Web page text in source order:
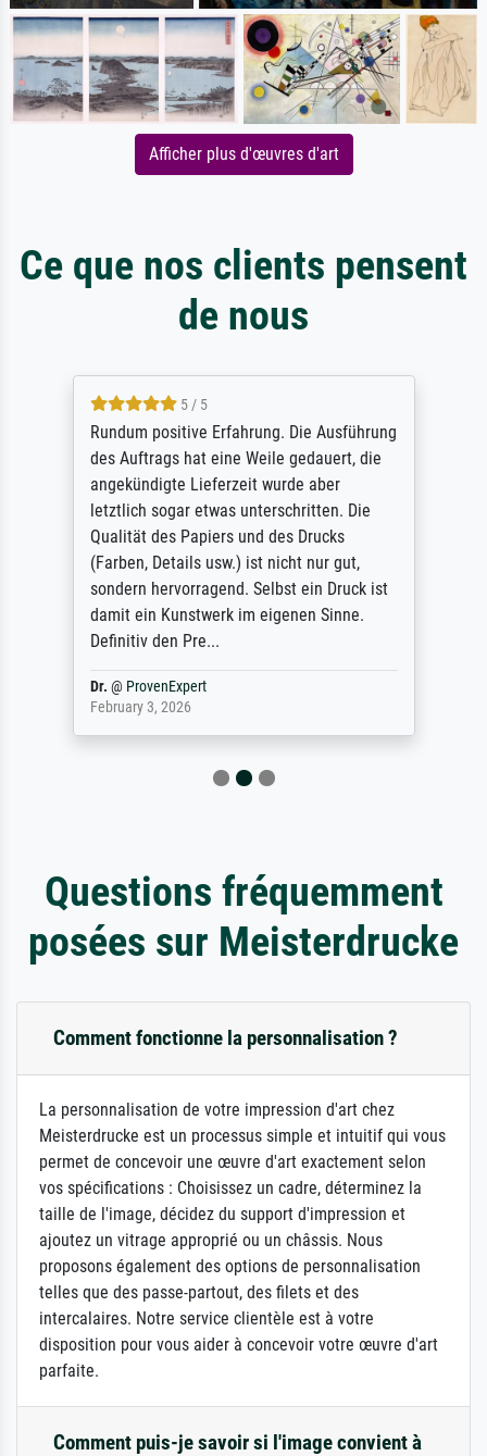
Afficher plus d'œuvres d'art
Ce que nos clients pensent
de nous
5 / 5
Rundum positive Erfahrung. Die Ausführung
des Auftrags hat eine Weile gedauert, die
angekündigte Lieferzeit wurde aber
letztlich sogar etwas unterschritten. Die
Qualität des Papiers und des Drucks
(Farben, Details usw.) ist nicht nur gut,
sondern hervorragend. Selbst ein Druck ist
damit ein Kunstwerk im eigenen Sinne.
Definitiv den Pre...
Dr. @ ProvenExpert
February 3, 2026
Questions fréquemment
posées sur Meisterdrucke
Comment fonctionne la personnalisation ?
La personnalisation de votre impression d'art chez
Meisterdrucke est un processus simple et intuitif qui vous
permet de concevoir une œuvre d'art exactement selon
vos spécifications : Choisissez un cadre, déterminez la
taille de l'image, décidez du support d'impression et
ajoutez un vitrage approprié ou un châssis. Nous
proposons également des options de personnalisation
telles que des passe-partout, des filets et des
intercalaires. Notre service clientèle est à votre
disposition pour vous aider à concevoir votre œuvre d'art
parfaite.
Comment puis-je savoir si l'image convient à